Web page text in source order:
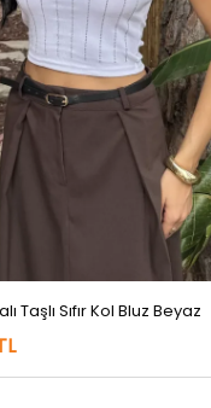
Taşlı Sıfır Kol Bluz Beyaz